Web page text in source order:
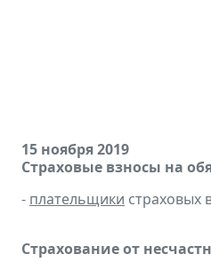
15 ноября 2019
Страховые взносы на
- плательщики страховых
Страхование от